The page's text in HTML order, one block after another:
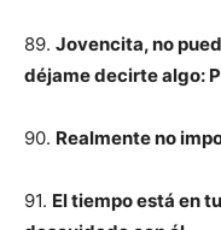
89. Jovencita, no
déjame decirte algo:
90. Realmente no
91. El tiempo está en